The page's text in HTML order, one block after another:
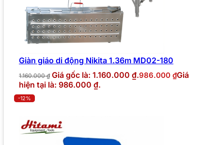
Giàn giáo di động Nikita 1.36m MD02-180
1.160.000₫ Giá gốc là: 1.160.000 ₫.986.000 ₫Giá
hiện tại là: 986.000 ₫.
-12%